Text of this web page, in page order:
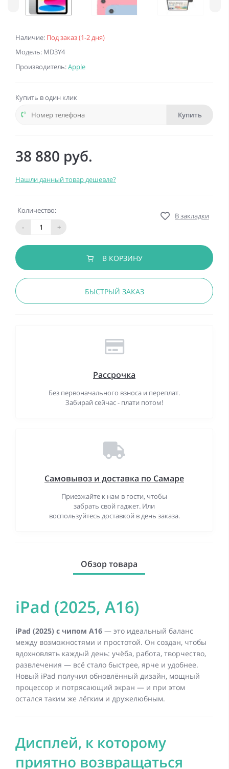
Наличие: Под заказ (1-2 дня)
Модель: MD3Y4
Производитель:Apple
Купить в один клик
Купить
38 880 руб.
Нашли данный товар дешевле?
Количество:
-
+
В закладки
В КОРЗИНУ
БЫСТРЫЙ ЗАКАЗ
Рассрочка
Без первоначального взноса и переплат.
Забирай сейчас - плати потом!
Самовывоз и доставка по Самаре
Приезжайте к нам в гости, чтобы
забрать свой гаджет. Или
воспользуйтесь доставкой в день заказа.
Обзор товара
iPad (2025, A16)
iPad (2025) с чипом A16 — это идеальный баланс
между возможностями и простотой. Он создан, чтобы
вдохновлять каждый день: учёба, работа, творчество,
развлечения — всё стало быстрее, ярче и удобнее.
Новый iPad получил обновлённый дизайн, мощный
процессор и потрясающий экран — и при этом
остался таким же лёгким и дружелюбным.
Дисплей, к которому
приятно возвращаться